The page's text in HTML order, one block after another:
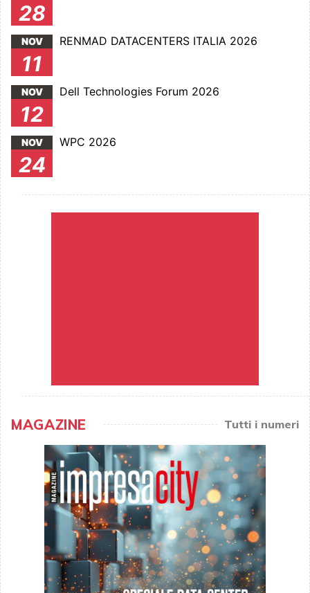
28
NOV
11
RENMAD DATACENTERS ITALIA 2026
NOV
12
Dell Technologies Forum 2026
NOV
24
WPC 2026
MAGAZINE Tutti i numeri